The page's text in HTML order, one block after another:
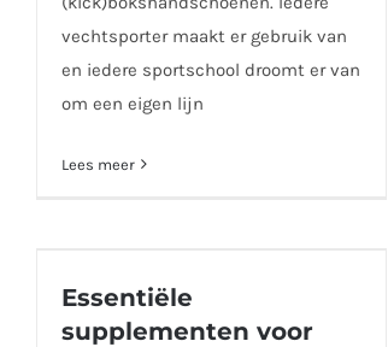
vechtsporter maakt er gebruik van
en iedere sportschool droomt er van
om een eigen lijn
Lees meer
krachtsporters
Essentiële
supplementen voor